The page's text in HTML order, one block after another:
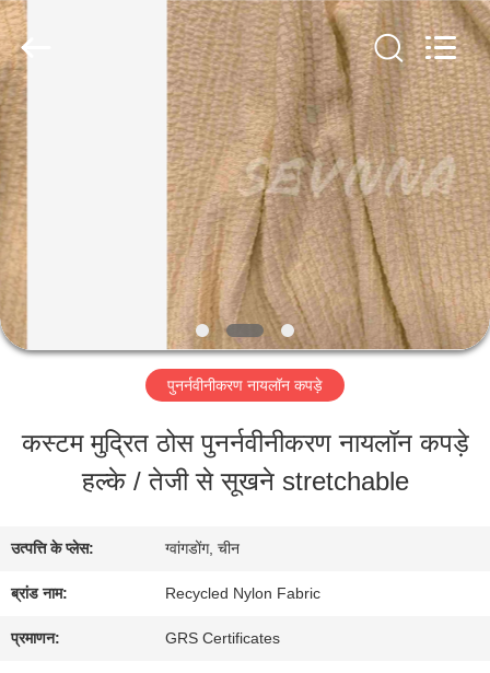
घर
उत्पादों
वीआर
दिखाएँ
बारे
कारखाना
भ्रमण
-
2026
SEVNNA
TEXTILE.
All
Rights
Reserved.
पुनर्नवीनीकरण नायलॉन कपड़े
कस्टम मुद्रित ठोस पुनर्नवीनीकरण नायलॉन कपड़े
हल्के / तेजी से सूखने stretchable
उत्पत्ति के प्लेस: ग्वांगडोंग, चीन
ब्रांड नाम: Recycled Nylon Fabric
प्रमाणन: GRS Certificates